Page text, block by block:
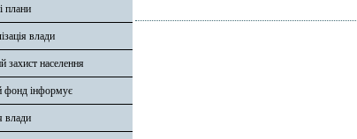
плани
влади
захист населення
фонд інформує
влади